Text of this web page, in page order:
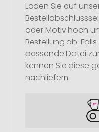
Laden Sie auf
oder Motiv hoch
Bestellung ab.
passende Datei
können Sie diese
nachliefern.